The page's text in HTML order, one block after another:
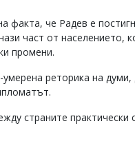
че Радев е
част от населението,
промени.
реторика на
страните практически